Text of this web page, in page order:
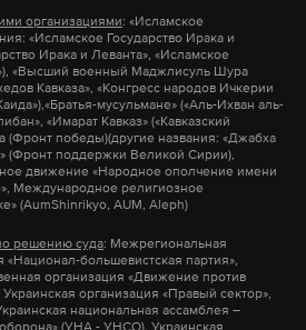
на Daily Storm вMAX. Он
где тормозит интернет.
вTelegram,Дзени VK.
Telegram
VK
россии # сша
организациями: «Исламское
«Исламское Государство Ирака и
Ирака и Леванта», «Исламское
«Высший военный Маджлисуль Шура
Кавказа», «Конгресс народов Ичкерии
мусульмане» («Аль-Ихван аль-
«Имарат Кавказ» («Кавказский
(Фронт победы)(другие названия: «Джабха
(Фронт поддержки Великой Сирии),
движение «Народное ополчение имени
Международное религиозное
(AumShinrikyo, AUM, Aleph)
решению суда: Межрегиональная
большевистская партия»,
организация «Движение против
организация «Правый сектор»,
национальная ассамблея –
(УНА - УНСО), Украинская